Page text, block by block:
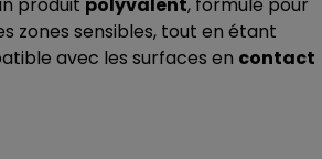
zones sensibles, tout en étant
avec les surfaces en contact